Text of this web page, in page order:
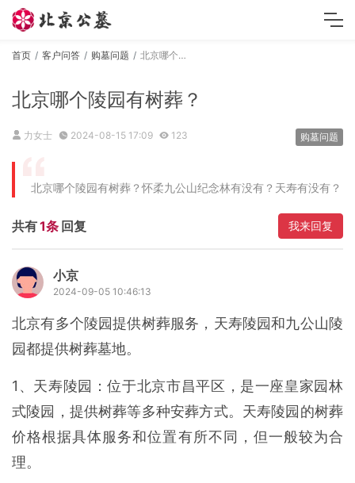
首页 客户问答 购墓问题 北京哪个陵园有树葬？
北京哪个陵园有树葬？
力女士 2024-08-15 17:09 123 购墓问题
北京哪个陵园有树葬？怀柔九公山纪念林有没有？天寿有没有？
共有1条 回复 我来回复
小京
2024-09-05 10:46:13
北京有多个陵园提供树葬服务，天寿陵园和九公山陵
园都提供树葬墓地。
1、天寿陵园：位于北京市昌平区，是一座皇家园林
式陵园，提供树葬等多种安葬方式。天寿陵园的树葬
价格根据具体服务和位置有所不同，但一般较为合
理。